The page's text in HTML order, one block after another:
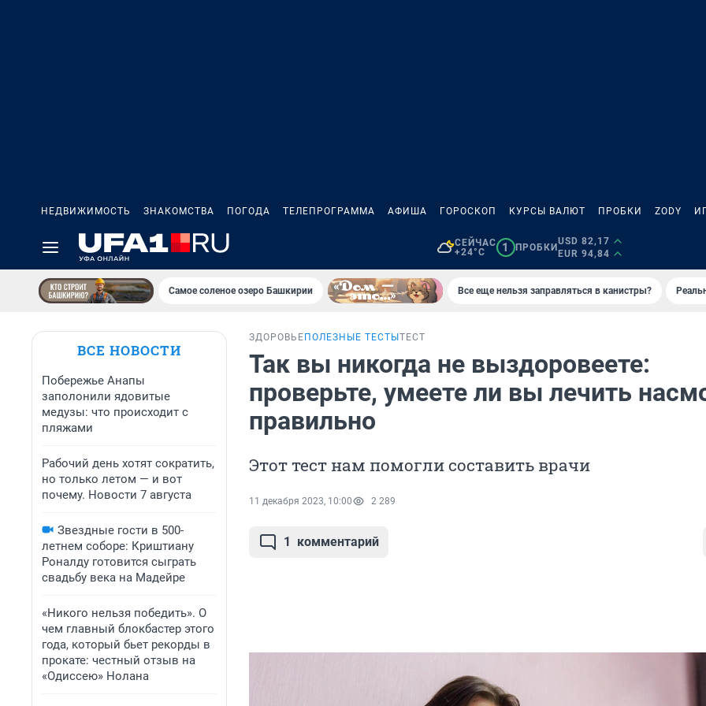
НЕДВИЖИМОСТЬ ЗНАКОМСТВА ПОГОДА ТЕЛЕПРОГРАММА АФИША ГОРОСКОП КУРСЫ ВАЛЮТ ПРОБКИ ZODY
СЕЙЧАС
+24°C
1 ПРОБКИ
USD 82,17
EUR 94,84
Самое соленое озеро Башкирии Все еще нельзя заправляться в канистры?
ВСЕ НОВОСТИ
Побережье Анапы
заполонили ядовитые
медузы: что происходит с
пляжами
Рабочий день хотят сократить,
но только летом — и вот
почему. Новости 7 августа
Звездные гости в 500-
летнем соборе: Криштиану
Роналду готовится сыграть
свадьбу века на Мадейре
«Никого нельзя победить». О
чем главный блокбастер этого
года, который бьет рекорды в
прокате: честный отзыв на
«Одиссею» Нолана
ЗДОРОВЬЕ ПОЛЕЗНЫЕ ТЕСТЫ ТЕСТ
Так вы никогда не выздоровеете:
проверьте, умеете ли вы лечить
правильно
Этот тест нам помогли составить врачи
11 декабря 2023, 10:00 2 289
1 комментарий